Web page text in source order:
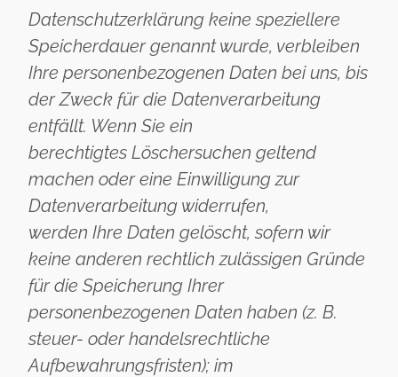
Datenschutzerklärung keine speziellere
Speicherdauer genannt wurde, verbleiben
Ihre personenbezogenen Daten bei uns, bis
der Zweck für die Datenverarbeitung
entfällt. Wenn Sie ein
berechtigtes Löschersuchen geltend
machen oder eine Einwilligung zur
Datenverarbeitung widerrufen,
werden Ihre Daten gelöscht, sofern wir
keine anderen rechtlich zulässigen Gründe
für die Speicherung Ihrer
personenbezogenen Daten haben (z. B.
steuer- oder handelsrechtliche
Aufbewahrungsfristen); im